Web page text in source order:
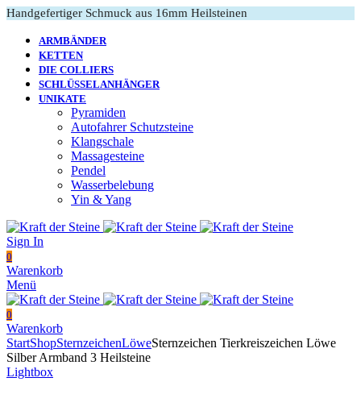
Handgefertiger Schmuck aus 16mm Heilsteinen
ARMBÄNDER
KETTEN
DIE COLLIERS
SCHLÜSSELANHÄNGER
UNIKATE
Pyramiden
Autofahrer Schutzsteine
Klangschale
Massagesteine
Pendel
Wasserbelebung
Yin & Yang
Sign In
0
Warenkorb
Menü
0
Warenkorb
StartShopSternzeichenLöweSternzeichen Tierkreiszeichen Löwe
Silber Armband 3 Heilsteine
Lightbox